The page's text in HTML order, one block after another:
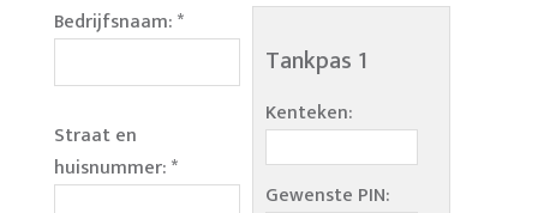
Bedrijfsnaam:*
Straat en
huisnummer:*
Tankpas 1
Kenteken:
Gewenste PIN: